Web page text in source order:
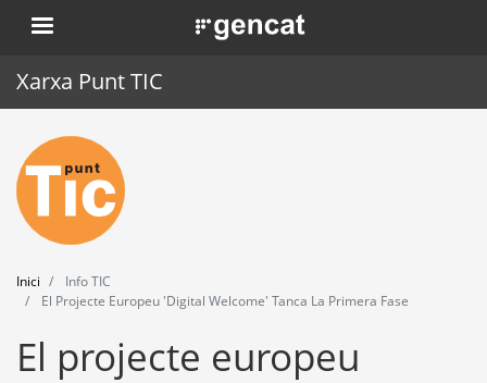
Vés
al
. Obre en una nova finestra.
Xarxa Punt TIC
Inici
Punt TIC
Actualitat
Agenda
Formació
Inici
Info TIC
El Projecte Europeu 'Digital Welcome' Tanca La Primera Fase
El projecte europeu